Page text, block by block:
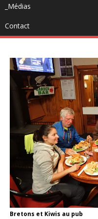
_Médias
Contact
Bretons et Kiwis au pub